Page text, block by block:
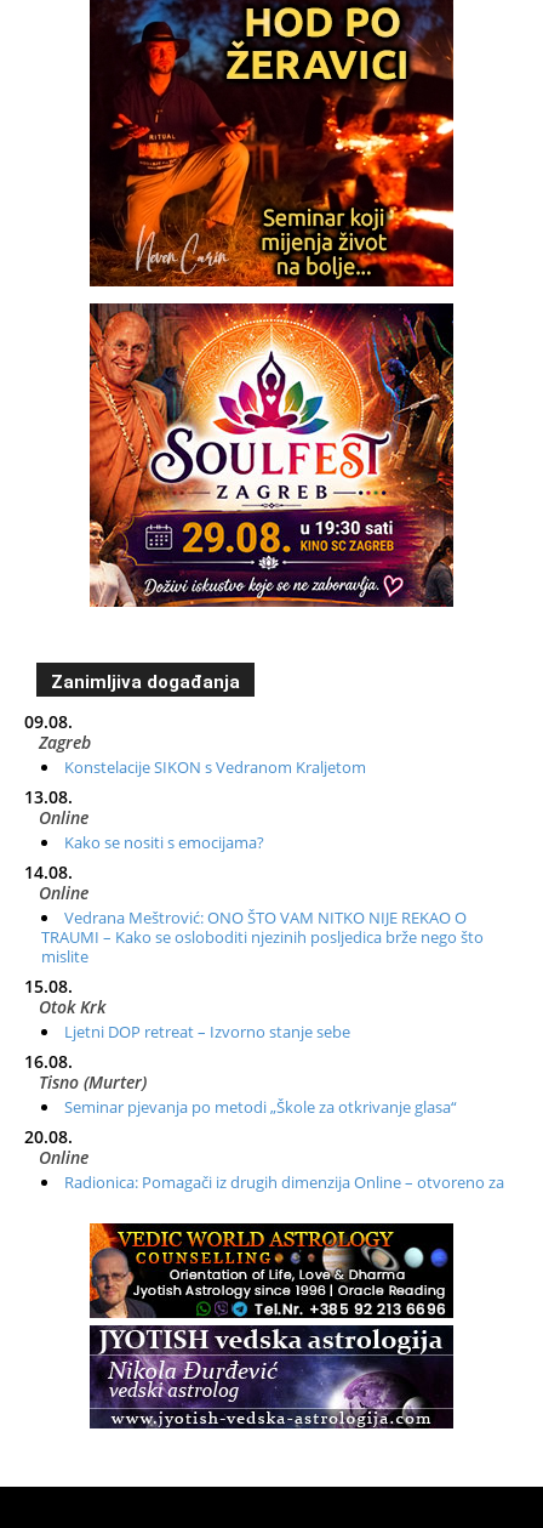
Zanimljiva događanja
09.08.
Zagreb
Konstelacije SIKON s Vedranom Kraljetom
13.08.
Online
Kako se nositi s emocijama?
14.08.
Online
Vedrana Meštrović: ONO ŠTO VAM NITKO NIJE REKAO O
TRAUMI – Kako se osloboditi njezinih posljedica brže nego što
mislite
15.08.
Otok Krk
Ljetni DOP retreat – Izvorno stanje sebe
16.08.
Tisno (Murter)
Seminar pjevanja po metodi „Škole za otkrivanje glasa“
20.08.
Online
Radionica: Pomagači iz drugih dimenzija Online – otvoreno za
Zagreb+Online
Osnovni ThetaHealing® tečaj, Zagreb i Online
Zagreb
Osnovna radionica za izscjeljivanje pranom (Basic Pranic
Healing course)
Access BARS®, otpusti stres